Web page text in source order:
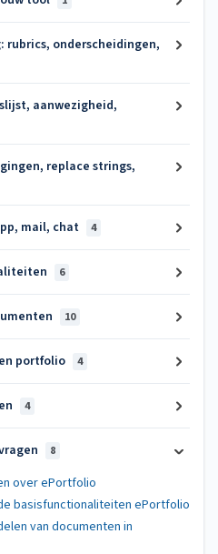
rubrics, onderscheidingen,
aanwezigheid,
replace strings,
mail, chat 4
6
10
portfolio 4
4
8
over ePortfolio
basisfunctionaliteiten ePortfolio
van documenten in